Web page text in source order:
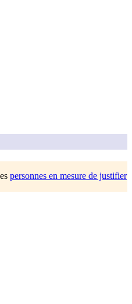
personnes en mesure de justifier